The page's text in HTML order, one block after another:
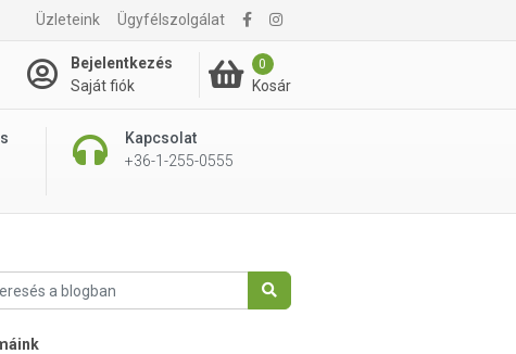
Üzleteink Ügyfélszolgálat
Bejelentkezés
Saját fiók
0
Kosár
Kapcsolat
+36-1-255-0555